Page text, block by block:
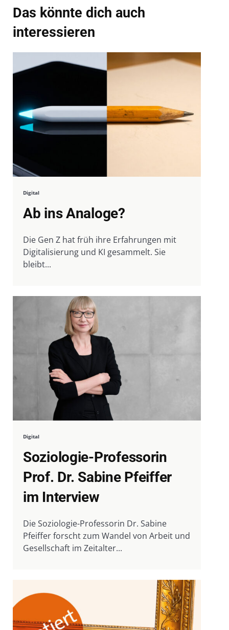
Das könnte dich auch
interessieren
Digital
Ab ins Analoge?
Die Gen Z hat früh ihre Erfahrungen mit
Digitalisierung und KI gesammelt. Sie
bleibt...
Digital
Soziologie-Professorin
Prof. Dr. Sabine Pfeiffer
im Interview
Die Soziologie-Professorin Dr. Sabine
Pfeiffer forscht zum Wandel von Arbeit und
Gesellschaft im Zeitalter...